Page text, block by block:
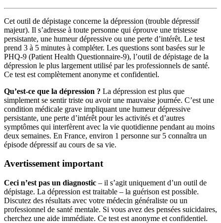
Cet outil de dépistage concerne la dépression (trouble dépressif
majeur). Il s’adresse à toute personne qui éprouve une tristesse
persistante, une humeur dépressive ou une perte d’intérêt. Le test
prend 3 à 5 minutes à compléter. Les questions sont basées sur le
PHQ-9 (Patient Health Questionnaire-9), l’outil de dépistage de la
dépression le plus largement utilisé par les professionnels de santé.
Ce test est complètement anonyme et confidentiel.
Qu’est-ce que la dépression ? La dépression est plus que
simplement se sentir triste ou avoir une mauvaise journée. C’est une
condition médicale grave impliquant une humeur dépressive
persistante, une perte d’intérêt pour les activités et d’autres
symptômes qui interfèrent avec la vie quotidienne pendant au moins
deux semaines. En France, environ 1 personne sur 5 connaîtra un
épisode dépressif au cours de sa vie.
Avertissement important
Ceci n’est pas un diagnostic – il s’agit uniquement d’un outil de
dépistage. La dépression est traitable – la guérison est possible.
Discutez des résultats avec votre médecin généraliste ou un
professionnel de santé mentale. Si vous avez des pensées suicidaires,
cherchez une aide immédiate. Ce test est anonyme et confidentiel.